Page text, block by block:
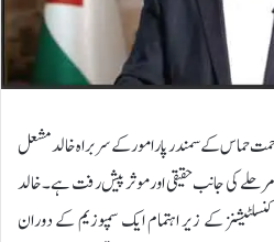
حماس کے سمندر پار امور کے سربراہ خالد مشعل
کی جانب حقیقی اور موثر پیش رفت ہے۔خالد
کنسلٹیشنز کے زیر اہتمام ایک سمپوزیم کے دوران